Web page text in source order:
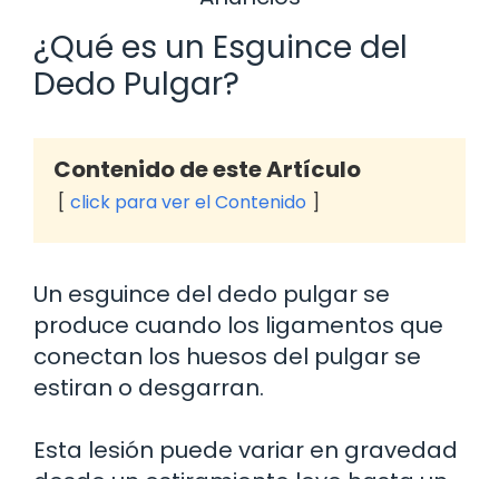
¿Qué es un Esguince del
Dedo Pulgar?
Contenido de este Artículo
click para ver el Contenido
Un esguince del dedo pulgar se
produce cuando los ligamentos que
conectan los huesos del pulgar se
estiran o desgarran.
Esta lesión puede variar en gravedad